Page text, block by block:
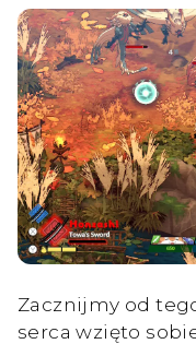
Zacznijmy od
serca wzięto